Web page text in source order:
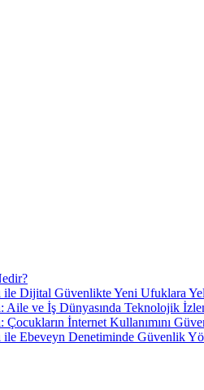
ile Dijital Güvenlikte Yeni Ufuklara
Aile ve İş Dünyasında Teknolojik
Çocukların İnternet Kullanımını
ile Ebeveyn Denetiminde Güvenlik